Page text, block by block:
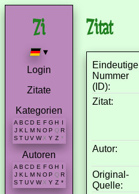
▾
Login
Zitate
Kategorien
A B C D E F G H I
J K L M N O P Q R
S T U V W X Y Z *
Autoren
A B C D E F G H
J K L M N O P Q R
S T U V W X Y Z *
Zitat
Eindeutige
Nummer
(ID):
Zitat:
Autor:
Original-
Quelle: